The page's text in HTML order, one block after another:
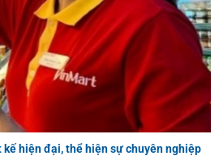
hiện đại, thể hiện sự chuyên nghiệp